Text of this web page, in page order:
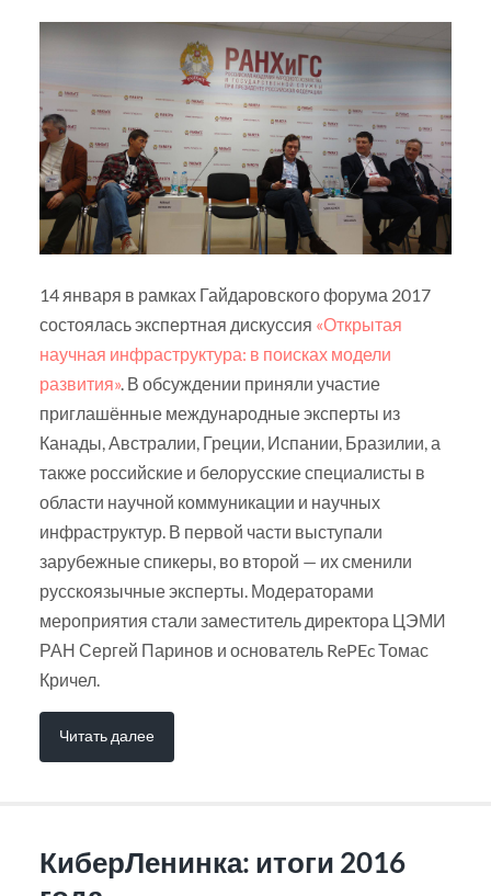
14 января в рамках Гайдаровского форума 2017
состоялась экспертная дискуссия «Открытая
научная инфраструктура: в поисках модели
развития». В обсуждении приняли участие
приглашённые международные эксперты из
Канады, Австралии, Греции, Испании, Бразилии, а
также российские и белорусские специалисты в
области научной коммуникации и научных
инфраструктур. В первой части выступали
зарубежные спикеры, во второй — их сменили
русскоязычные эксперты. Модераторами
мероприятия стали заместитель директора ЦЭМИ
РАН Сергей Паринов и основатель RePEc Томас
Кричел.
Читать далее
КиберЛенинка: итоги 2016